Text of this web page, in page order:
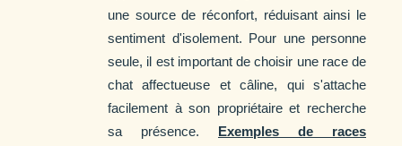
une source de réconfort, réduisant ainsi le
sentiment d'isolement. Pour une personne
seule, il est important de choisir une race de
chat affectueuse et câline, qui s'attache
facilement à son propriétaire et recherche
sa présence. Exemples de races